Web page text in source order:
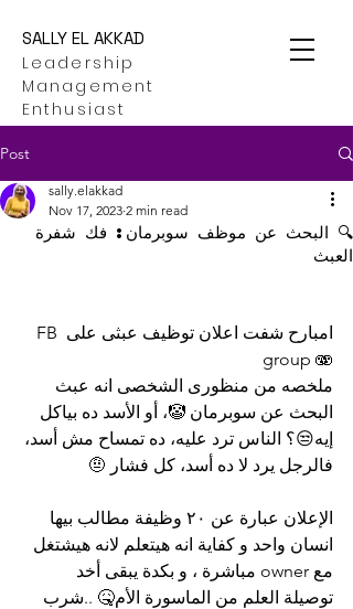
SALLY EL AKKAD
Leadership
Management
Enthusiast
Post
🔍 البحث عن موظف سوبرمان: فك شفرة
العبث
sally.elakkad
Nov 17, 2023 2 min read
امبارح شفت اعلان توظيف عبثى على FB
group 🫨
ملخصه من منظورى الشخصى انه عبث
البحث عن سوبرمان 🤡، أو الأسد ده بياكل
إيه😒؟ الناس ترد عليه، ده تمساح مش أسد،
فالرجل يرد لا ده أسد، كل فشار 🤨
الإعلان عبارة عن ٢٠ وظيفة مطالب بيها
انسان واحد و كفاية انه هيتعلم لانه هيشتغل
مع owner مباشرة ، و بكدة يبقى أخد
توصيلة العلم من الماسورة الأم🤒 ..شرب